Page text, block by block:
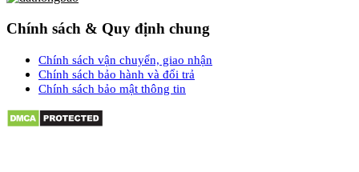
Chính sách & Quy định chung
Chính sách vận chuyển, giao nhận
Chính sách bảo hành và đổi trả
Chính sách bảo mật thông tin